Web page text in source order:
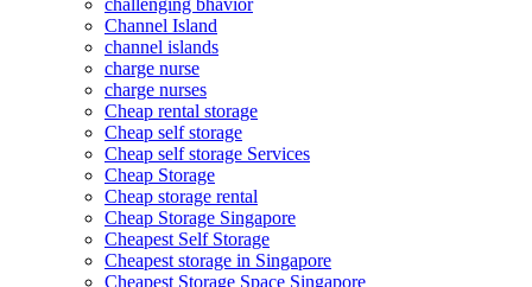
Channel Island
channel islands
charge nurse
charge nurses
Cheap rental storage
Cheap self storage
Cheap self storage Services
Cheap Storage
Cheap storage rental
Cheap Storage Singapore
Cheapest Self Storage
Cheapest storage in Singapore
Cheapest Storage Space Singapore